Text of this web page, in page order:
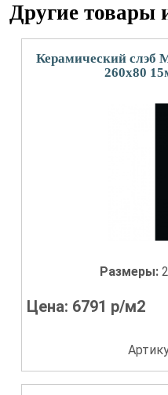
Другие товары
Керамический слэб
260x80
Размеры:
Цена: 6791 р/м2